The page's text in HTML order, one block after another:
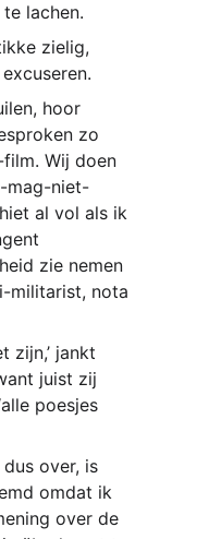
lachen.
zielig,
hoor
zo
film. Wij doen
mag-niet-
al vol als ik
zie nemen
militarist, nota
zijn,’ jankt
juist zij
poesjes
over, is
omdat ik
over de